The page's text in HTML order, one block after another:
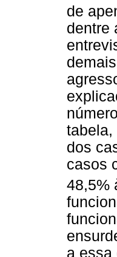
de
dentre
tabela,
dos
casos
48,5%
a essa